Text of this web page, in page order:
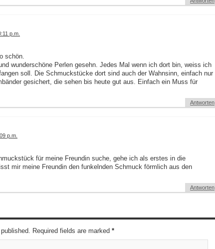
p.m.
schön.
wunderschöne Perlen gesehn. Jedes Mal wenn ich dort bin, weiss ich
soll. Die Schmuckstücke dort sind auch der Wahnsinn, einfach nur
gesichert, die sehen bis heute gut aus. Einfach ein Muss für
Antworten
p.m.
für meine Freundin suche, gehe ich als erstes in die
mir meine Freundin den funkelnden Schmuck förmlich aus den
Antworten
Required fields are marked *